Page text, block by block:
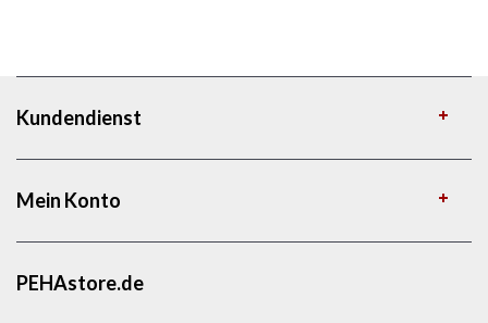
Kundendienst
Mein Konto
PEHAstore.de